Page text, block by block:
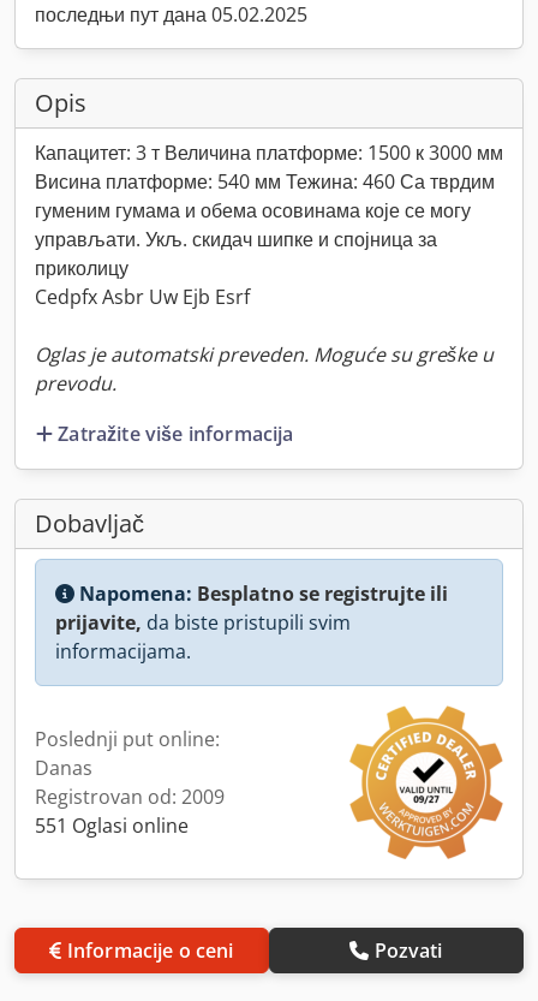
последњи пут дана 05.02.2025
Opis
Капацитет: 3 т Величина платформе: 1500 к 3000 мм
Висина платформе: 540 мм Тежина: 460 Са тврдим
гуменим гумама и обема осовинама које се могу
управљати. Укљ. скидач шипке и спојница за
приколицу
Cedpfx Asbr Uw Ejb Esrf
Oglas je automatski preveden. Moguće su greške u
prevodu.
Zatražite više informacija
Dobavljač
Napomena: Besplatno se registrujte ili
prijavite, da biste pristupili svim
informacijama.
Poslednji put online:
Danas
Registrovan od: 2009
551 Oglasi online
Informacije o ceni Pozvati